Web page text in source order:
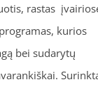
rastas
kurios
bei sudarytų